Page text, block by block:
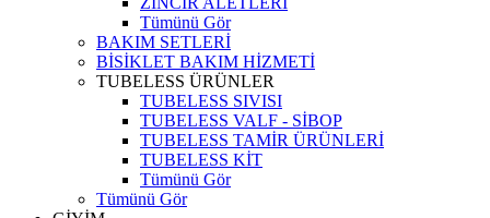
Tümünü Gör
BAKIM SETLERİ
BİSİKLET BAKIM HİZMETİ
TUBELESS ÜRÜNLER
TUBELESS SIVISI
TUBELESS VALF - SİBOP
TUBELESS TAMİR ÜRÜNLERİ
TUBELESS KİT
Tümünü Gör
Tümünü Gör